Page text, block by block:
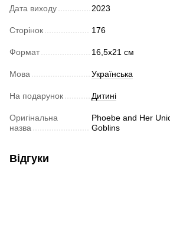
Дата виходу 2023
Сторінок 176
Формат 16,5x21 см
Мова Українська
На подарунок Дитині
Оригінальна
назва
Phoebe and Her
Goblins
Відгуки